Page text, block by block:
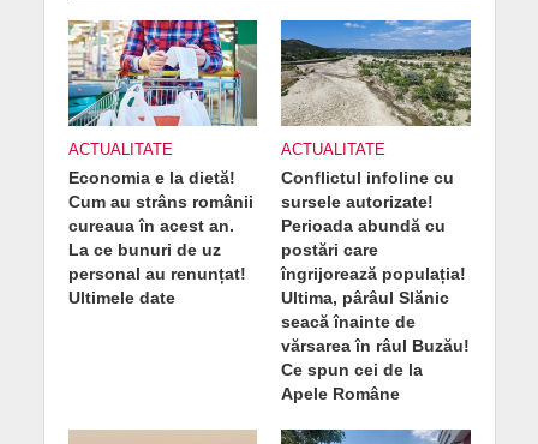
ACTUALITATE
Economia e la dietă!
Cum au strâns românii
cureaua în acest an.
La ce bunuri de uz
personal au renunțat!
Ultimele date
ACTUALITATE
Conflictul infoline cu
sursele autorizate!
Perioada abundă cu
postări care
îngrijorează populația!
Ultima, pârâul Slănic
seacă înainte de
vărsarea în râul Buzău!
Ce spun cei de la
Apele Române